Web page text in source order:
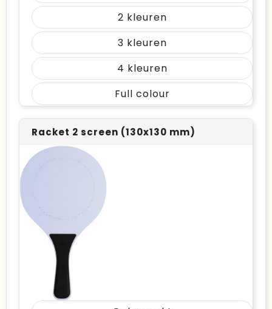
2
3
4
Full colour
Racket 2 screen (130x130 mm)